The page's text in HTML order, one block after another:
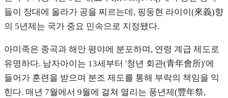
들이 장대에 올라가 공을 찌르는데, 핑둥현 라이이(來義)향
의 5년제는 국가 중요 민속으로 지정됐다.
아미족은 종곡과 해안 평야에 분포하며, 연령 계급 제도로
유명하다. 남자아이는 13세부터 '청년 회관(青年會所)'에
들어가 훈련을 받으며 분조 제도를 통해 부락의 책임을 익
힌다. 매년 7월에서 9월에 걸쳐 열리는 풍년제(豐年祭,